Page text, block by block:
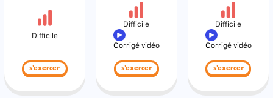
Difficile
s'exercer
Difficile
Corrigé vidéo
s'exercer
Difficile
Corrigé vidéo
s'exercer